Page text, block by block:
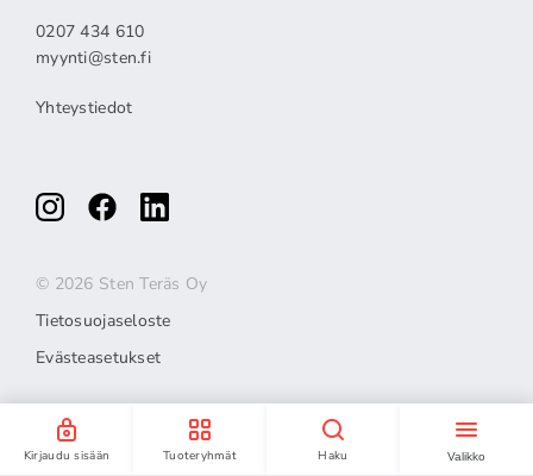
Kirjaudu sisään Tuoteryhmät Haku Valikko
0207 434 610
myynti@sten.fi
Yhteystiedot
© 2026 Sten Teräs Oy
Tietosuojaseloste
Evästeasetukset